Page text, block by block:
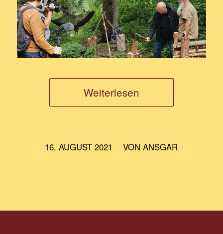
Weiterlesen
16. AUGUST 2021
/ VONANSGAR